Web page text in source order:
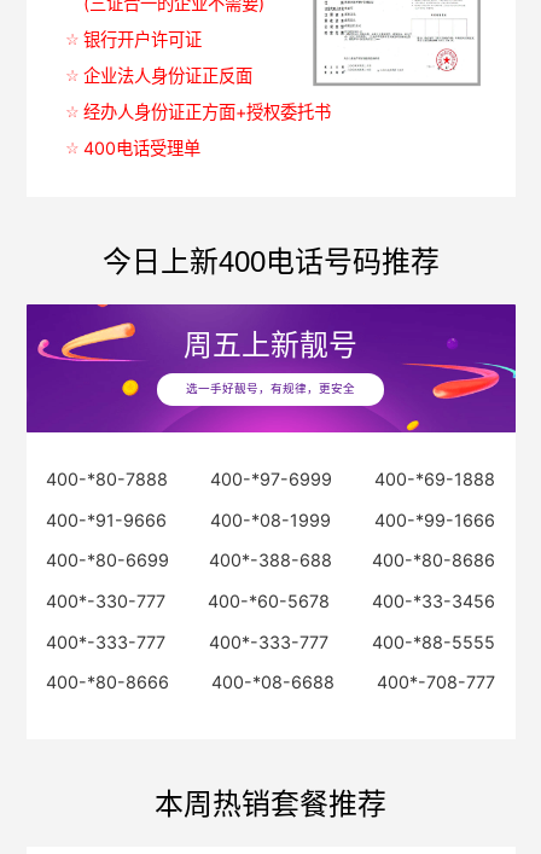
银行开户许可证
企业法人身份证正反面
经办人身份证正方面+授权委托书
400电话受理单
今日上新400电话号码推荐
周五上新靓号
选一手好靓号，有规律，更安全
400-*80-7888 400-*97-6999
400-*69-1888
400-*91-9666
400-*08-1999
400-*99-1666
400-*80-6699
400*-388-688
400-*80-8686
400*-330-777
400-*60-5678
400-*33-3456
400*-333-777
400*-333-777
400-*88-5555
400-*80-8666
400-*08-6688 400*-708-777
本周热销套餐推荐